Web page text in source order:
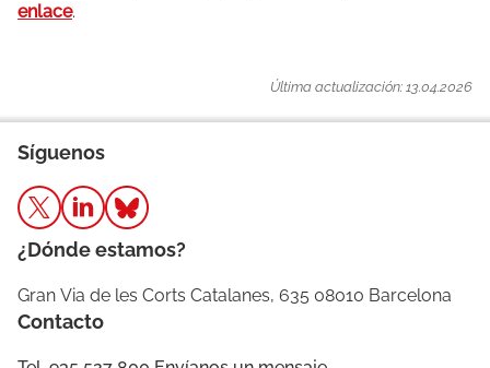
enlace.
Última actualización: 13.04.2026
Síguenos
¿Dónde estamos?
Gran Via de les Corts Catalanes, 635 08010 Barcelona
Contacto